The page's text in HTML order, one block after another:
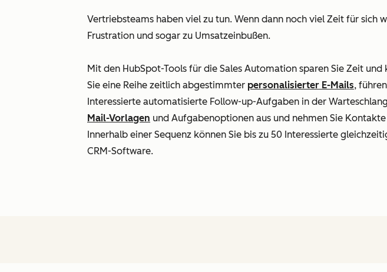
Vertriebsteams haben viel zu tun. Wenn dann noch viel Zeit für
Frustration und sogar zu Umsatzeinbußen.
Mit den HubSpot-Tools für die Sales Automation sparen Sie Zeit
Sie eine Reihe zeitlich abgestimmter personalisierter E-Mails,
Interessierte automatisierte Follow-up-Aufgaben in der
Mail-Vorlagen und Aufgabenoptionen aus und nehmen Sie
Innerhalb einer Sequenz können Sie bis zu 50 Interessierte
CRM-Software.